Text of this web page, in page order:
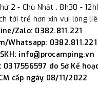
2 - Chủ Nhật . 8h30 -
tới trể hơn xin vui lòng
Zalo: 0382.811.221
Whatsapp: 0382.811.221
info@procamping.vn
do Sở Kế
cấp ngày 08/11/2022